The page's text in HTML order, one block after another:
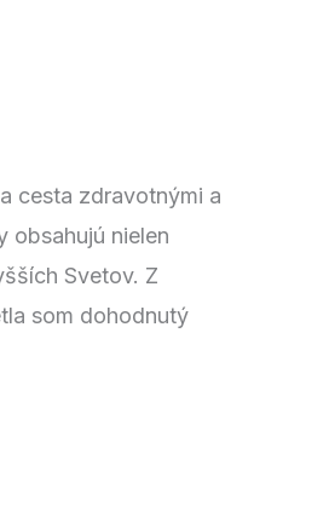
cesta zdravotnými a
obsahujú nielen
Svetov. Z
som dohodnutý